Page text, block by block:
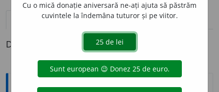
definiții (1) pronunțievolume_up (30)
Definiția cu ID-ul 179035:
Sinonime
Cu o mică donație aniversară ne-ați ajuta să păstrăm
cuvintele la îndemâna tuturor și pe viitor.